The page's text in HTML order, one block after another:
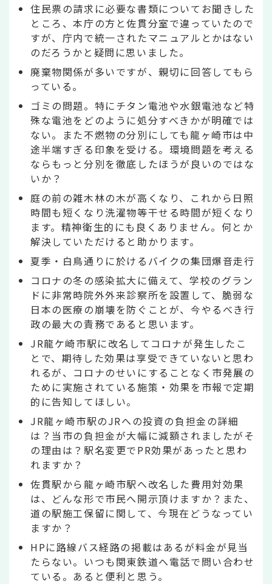
住民票の請求に必要な書類についてお聞きした
ところ、本庁の方と佐貫分室で違っていたので
すが、庁内で統一されたマニュアルとかはない
のだろうかと疑問に思いました。
廃棄物関係が多いですが、親切に回答してもら
っている。
ゴミの問題。特にチタン電池や水銀電池など特
殊な電池をどのように処分すべきかが明確では
ない。また不燃物の分別にしても龍ヶ崎市は中
途半端すぎる印象を受ける。環境問題を考える
ならもっと分別を徹底したほうが良いのではな
いか？
庭の前の雑木林の木が高くなり、これから日照
時間も短くなり洗濯物等干せる時間が短くなり
ます。精神衛生的にも良くありません。何とか
解決していただけると助かります。
夏季・白鳥通りに於けるバイクの集団爆音走行
コロナの冬の感染拡大に備えて、学校のグラン
ドに非常時院外外来診察所を設置して、脆弱な
日本の医療の崩壊を防ぐことが、今やるべき行
政の最大の責務であると思います。
JR龍ケ崎市駅に改名してコロナが発生したこ
とで、期待した効果は享受できていないと思わ
れるが、コロナのせいにすることなく市発展の
ために実施されている施策・効果を市報で定期
的に告知してほしい。
JR龍ヶ崎市駅のJRへの投資の負担金の詳細
は？当市の負担金が大幅に減額されましたがそ
の理由は？駅名変更でPR効果があったと思わ
れますか？
佐貫駅から龍ヶ崎市駅へ改名した費用対効果
は、どんな形で市民へ開示頂けますか？また、
道の駅施工保留に関して、今現在どうなってい
ますか？
HPに路線バス経路の掲載はあるが料金が見当
たらない。いつも関東鉄道へ電話で問い合わせ
ている。あると便利と思う。